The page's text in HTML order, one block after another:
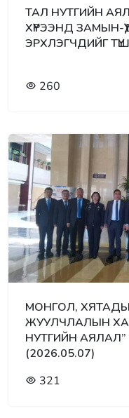
ТАЛ НУТГИЙН
ХҮРЭЭНД ЗАМЫН-
ЭРХЛЭГЧДИЙГ
260
МОНГОЛ,
ЖУУЛЧЛАЛЫН
НУТГИЙН АЯЛАЛ”
(2026.05.07)
321